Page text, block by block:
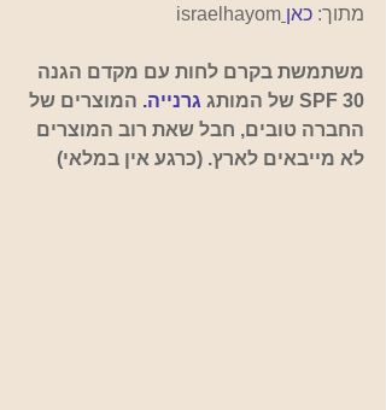
מתוך: כאן israelhayom
משתמשת בקרם לחות עם מקדם הגנה
30 SPF של המותג
גרנייה. המוצרים של
החברה טובים, חבל שאת רוב המוצרים
לא מייבאים לארץ. (כרגע אין במלאי)